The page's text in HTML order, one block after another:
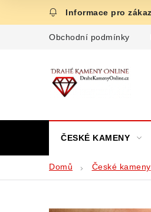
Obchodní podmínky
ČESKÉ KAMENY
Domů České kameny